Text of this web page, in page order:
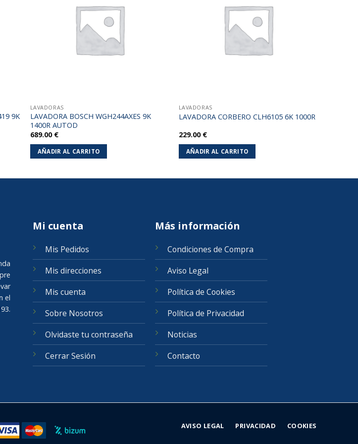
9K
LAVADORAS
LAVADORA BOSCH WGH244AXES 9K
1400R AUTOD
689.00 €
AÑADIR AL CARRITO
LAVADORAS
LAVADORA CORBERO CLH6105 6K 1000R
229.00 €
AÑADIR AL CARRITO
el
Mi cuenta
Mis Pedidos
Mis direcciones
Mis cuenta
Sobre Nosotros
Olvidaste tu contraseña
Cerrar Sesión
Más información
Condiciones de Compra
Aviso Legal
Política de Cookies
Política de Privacidad
Noticias
Contacto
AVISO LEGAL PRIVACIDAD COOKIES